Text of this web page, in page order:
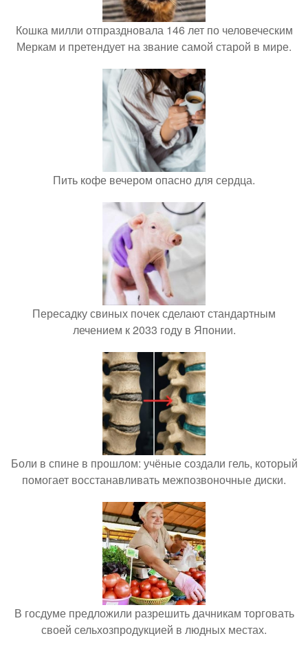
Кошка милли отпраздновала 146 лет по человеческим
Меркам и претендует на звание самой старой в мире.
Пить кофе вечером опасно для сердца.
Пересадку свиных почек сделают стандартным
лечением к 2033 году в Японии.
Боли в спине в прошлом: учёные создали гель, который
помогает восстанавливать межпозвоночные диски.
В госдуме предложили разрешить дачникам торговать
своей сельхозпродукцией в людных местах.